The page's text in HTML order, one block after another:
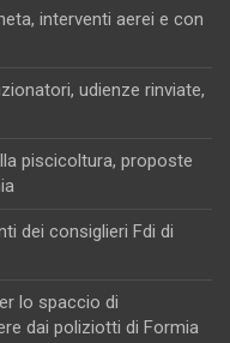
interventi aerei e con
udienze rinviate,
piscicoltura, proposte
dei consiglieri Fdi di
lo spaccio di
dai poliziotti di Formia